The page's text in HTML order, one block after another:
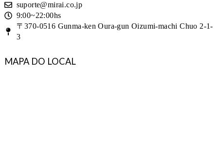
suporte@mirai.co.jp
9:00~22:00hs
〒370-0516 Gunma-ken Oura-gun Oizumi-machi Chuo 2-1-
3
MAPA DO LOCAL